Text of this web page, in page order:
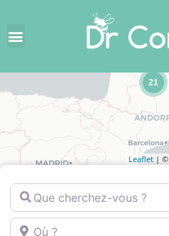
21
Leaflet | ©
Que cherchez-vous ?
Où ?